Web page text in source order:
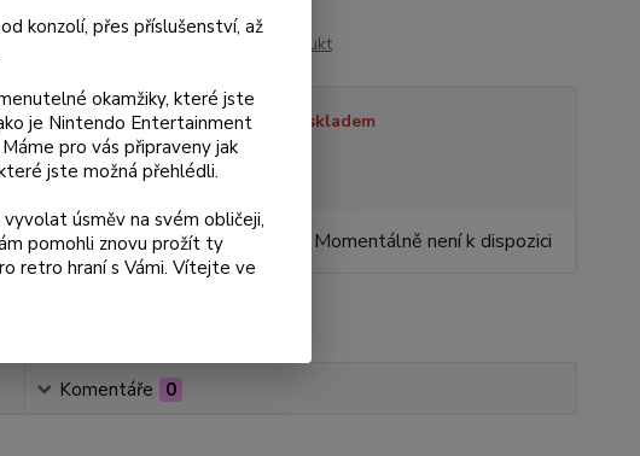
Ohodnotit produkt
Dostupnost Není skladem
Nejsme plátci DPH
90 Kč/ks Momentálně není k dispozici
Komentáře 0
konzolí, přes příslušenství, až
okamžiky, které jste
je Nintendo Entertainment
pro vás připraveny jak
jste možná přehlédli.
úsměv na svém obličeji,
pomohli znovu prožít ty
retro hraní s Vámi. Vítejte ve